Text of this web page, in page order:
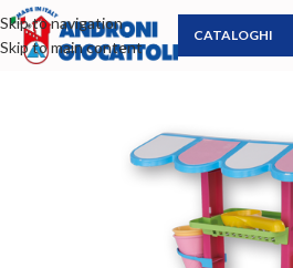
Skip to navigation
Skip to main content
CATALOGHI